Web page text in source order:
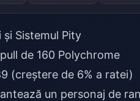
și Sistemul Pity
de 160 Polychrome
(creștere de 6% a ratei)
un personaj de